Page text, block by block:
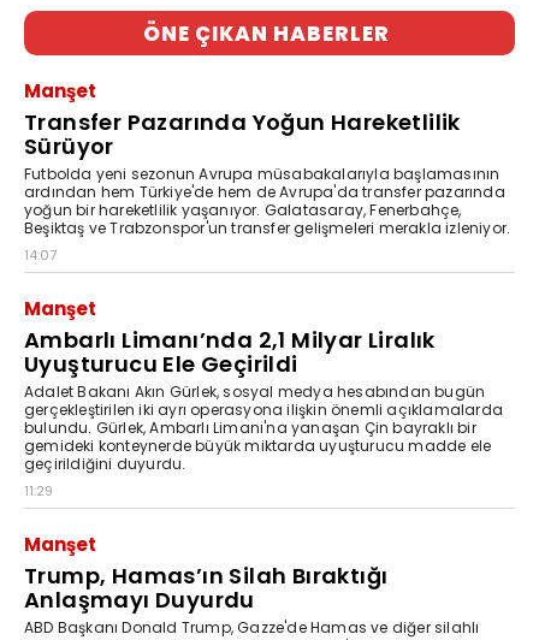
ÖNE ÇIKAN HABERLER
Manşet
Transfer Pazarında Yoğun Hareketlilik
Sürüyor
Futbolda yeni sezonun Avrupa müsabakalarıyla başlamasının
ardından hem Türkiye'de hem de Avrupa'da transfer pazarında
yoğun bir hareketlilik yaşanıyor. Galatasaray, Fenerbahçe,
Beşiktaş ve Trabzonspor'un transfer gelişmeleri merakla izleniyor.
14:07
Manşet
Ambarlı Limanı’nda 2,1 Milyar Liralık
Uyuşturucu Ele Geçirildi
Adalet Bakanı Akın Gürlek, sosyal medya hesabından bugün
gerçekleştirilen iki ayrı operasyona ilişkin önemli açıklamalarda
bulundu. Gürlek, Ambarlı Limanı'na yanaşan Çin bayraklı bir
gemideki konteynerde büyük miktarda uyuşturucu madde ele
geçirildiğini duyurdu.
11:29
Manşet
Trump, Hamas’ın Silah Bıraktığı
Anlaşmayı Duyurdu
ABD Başkanı Donald Trump, Gazze'de Hamas ve diğer silahlı